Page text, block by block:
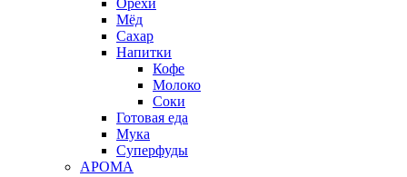
Орехи
Мёд
Сахар
Напитки
Кофе
Молоко
Соки
Готовая еда
Мука
Суперфуды
АРОМА